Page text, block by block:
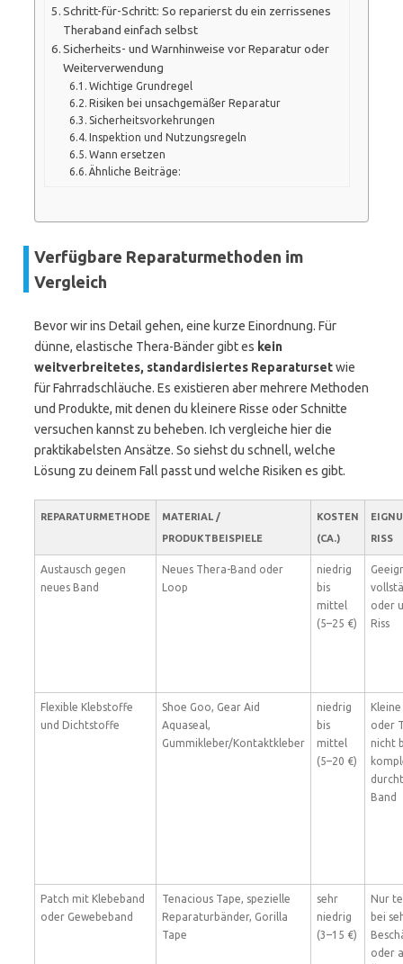
Schritt-für-Schritt: So reparierst du ein zerrissenes
Theraband einfach selbst
Sicherheits- und Warnhinweise vor Reparatur oder
Weiterverwendung
Wichtige Grundregel
Risiken bei unsachgemäßer Reparatur
Sicherheitsvorkehrungen
Inspektion und Nutzungsregeln
Wann ersetzen
Ähnliche Beiträge:
Verfügbare Reparaturmethoden im
Vergleich
Bevor wir ins Detail gehen, eine kurze Einordnung. Für
dünne, elastische Thera-Bänder gibt es kein
weitverbreitetes, standardisiertes Reparatursetwie
für Fahrradschläuche. Es existieren aber mehrere Methoden
und Produkte, mit denen du kleinere Risse oder Schnitte
versuchen kannst zu beheben. Ich vergleiche hier die
praktikabelsten Ansätze. So siehst du schnell, welche
Lösung zu deinem Fall passt und welche Risiken es gibt.
REPARATURMETHODE
MATERIAL /
PRODUKTBEISPIELE
KOSTEN
(CA.)
RISS
Austausch gegen
neues Band
Neues Thera-Band oder
Loop
niedrig
bis
mittel
(5–25 €)
oder
Riss
Flexible Klebstoffe
und Dichtstoffe
Shoe Goo, Gear Aid
Aquaseal,
Gummikleber/Kontaktkleber
niedrig
bis
mittel
(5–20 €)
oder
nicht
Band
Patch mit Klebeband
oder Gewebeband
Tenacious Tape, spezielle
Reparaturbänder, Gorilla
Tape
sehr
niedrig
(3–15 €)
Nur
bei
oder